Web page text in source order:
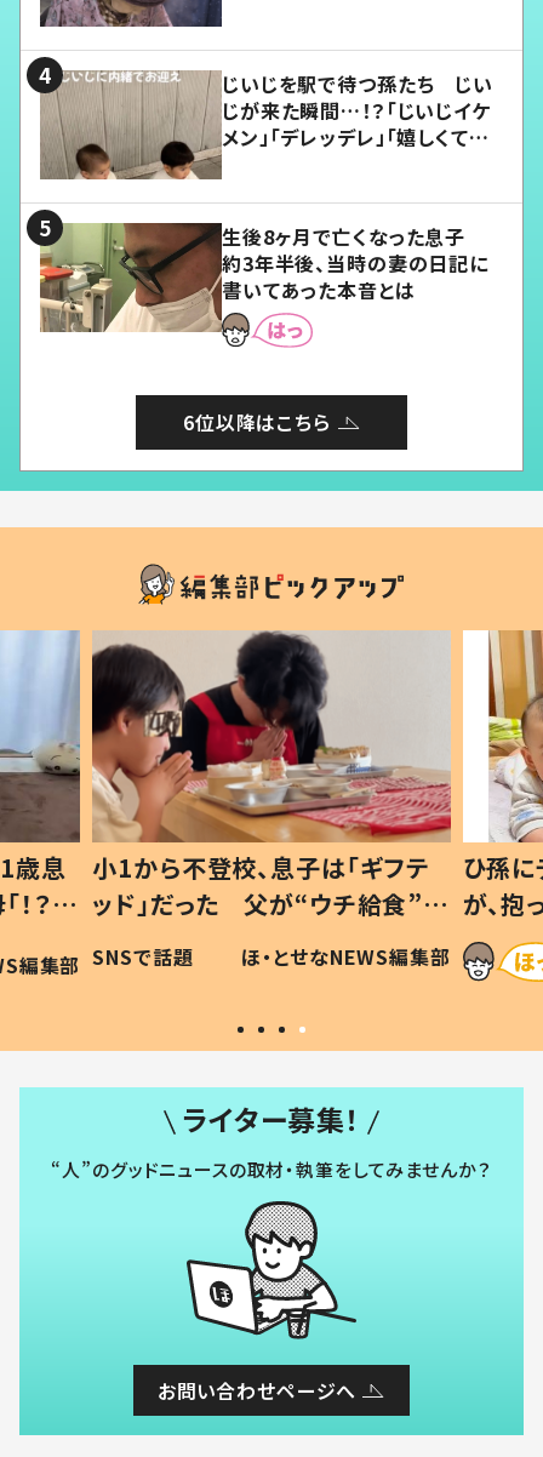
じいじを駅で待つ孫たち じい
じが来た瞬間…！？「じいじイケ
メン」「デレッデレ」「嬉しくて可
生後8ヶ月で亡くなった息子
約3年半後、当時の妻の日記に
書いてあった本音とは
6位以降はこちら
歳息
？」
編集部
小1から不登校、息子は「ギフテ
ッド」だった 父が“ウチ給食”を
作り続ける理由とは #令和の親
#令和の子
SNSで話題 ほ・とせなNEWS編集部
ひ孫
が、
「涙が
い」
ライター募集！
“人”のグッドニュースの取材・執筆をしてみませんか？
お問い合わせページへ